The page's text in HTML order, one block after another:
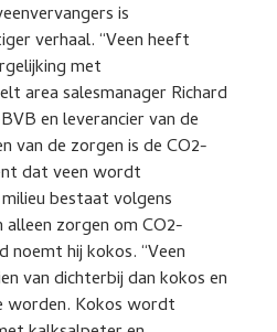
is
verhaal. “Veen heeft
met
area salesmanager Richard
en leverancier van de
van de zorgen is de CO2-
dat veen wordt
bestaat volgens
zorgen om CO2-
hij kokos. “Veen
van dichterbij dan kokos en
Kokos wordt